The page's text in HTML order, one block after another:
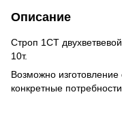
Описание
Строп 1СТ
10т.
Возможно
конкретные потребности